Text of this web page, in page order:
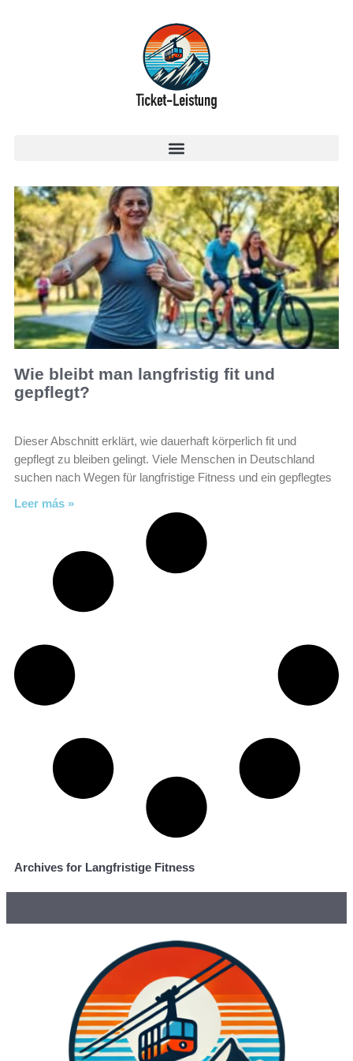
Wie bleibt man langfristig fit und
gepflegt?
Dieser Abschnitt erklärt, wie dauerhaft körperlich fit und
gepflegt zu bleiben gelingt. Viele Menschen in Deutschland
suchen nach Wegen für langfristige Fitness und ein gepflegtes
Leer más »
Archives for Langfristige Fitness